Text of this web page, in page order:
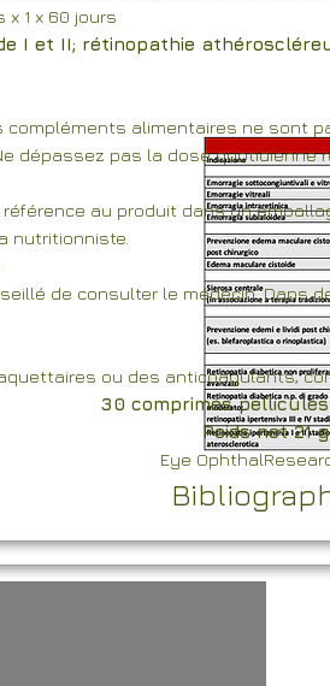
x 1 x 60 jours
I et II; rétinopathie
compléments alimentaires ne sont
dépassez pas la dose quotidienne
au produit dans un
nutritionniste.
de consulter le médecin. Dans
ou des anticoagulants,
30 comprimés
Poids net 21 g
Eye